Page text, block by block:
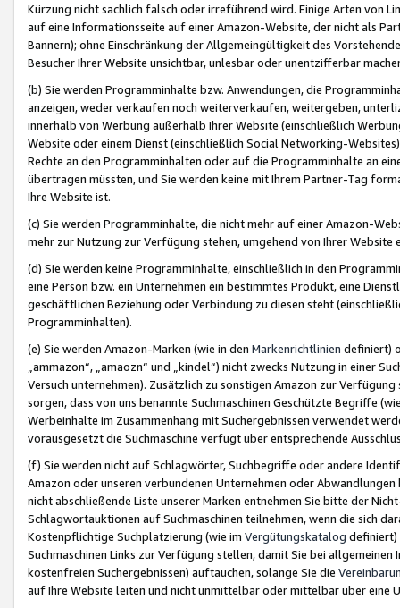
Kürzung nicht sachlich falsch oder irreführend wird. Einige Arten von
auf eine Informationsseite auf einer Amazon-Website, der nicht als
Bannern); ohne Einschränkung der Allgemeingültigkeit des
Besucher Ihrer Website unsichtbar, unlesbar oder unentzifferbar
(b) Sie werden Programminhalte bzw. Anwendungen, die
anzeigen, weder verkaufen noch weiterverkaufen, weitergeben,
innerhalb von Werbung außerhalb Ihrer Website (einschließlich
Website oder einem Dienst (einschließlich Social Networking-
Rechte an den Programminhalten oder auf die Programminhalte an
übertragen müssten, und Sie werden keine mit Ihrem Partner-Tag
Ihre Website ist.
(c) Sie werden Programminhalte, die nicht mehr auf einer Amazon-
mehr zur Nutzung zur Verfügung stehen, umgehend von Ihrer
(d) Sie werden keine Programminhalte, einschließlich in den
eine Person bzw. ein Unternehmen ein bestimmtes Produkt, eine
geschäftlichen Beziehung oder Verbindung zu diesen steht
Programminhalten).
(e) Sie werden Amazon-Marken (wie in den Markenrichtlinien definiert)
„ammazon“, „amaozn“ und „kindel“) nicht zwecks Nutzung in einer
Versuch unternehmen). Zusätzlich zu sonstigen Amazon zur
sorgen, dass von uns benannte Suchmaschinen Geschützte Begriffe
Werbeinhalte im Zusammenhang mit Suchergebnissen verwendet
vorausgesetzt die Suchmaschine verfügt über entsprechende
(f) Sie werden nicht auf Schlagwörter, Suchbegriffe oder andere
Amazon oder unseren verbundenen Unternehmen oder
nicht abschließende Liste unserer Marken entnehmen Sie bitte der
Schlagwortauktionen auf Suchmaschinen teilnehmen, wenn die sich
Kostenpflichtige Suchplatzierung (wie im Vergütungskatalog definiert)
Suchmaschinen Links zur Verfügung stellen, damit Sie bei
kostenfreien Suchergebnissen) auftauchen, solange Sie die
auf Ihre Website leiten und nicht unmittelbar oder mittelbar über eine